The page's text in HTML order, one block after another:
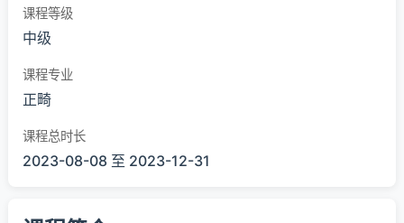
课程等级
中级
课程专业
正畸
课程总时长
2023-08-08 至 2023-12-31